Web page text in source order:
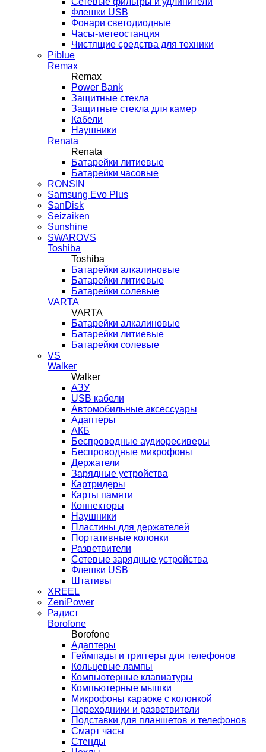
Флешки USB
Фонари светодиодные
Часы-метеостанция
Чистящие средства для техники
Piblue
Remax
Remax
Power Bank
Защитные стекла
Защитные стекла для камер
Кабели
Наушники
Renata
Renata
Батарейки литиевые
Батарейки часовые
RONSIN
Samsung Evo Plus
SanDisk
Seizaiken
Sunshine
SWAROVS
Toshiba
Toshiba
Батарейки алкалиновые
Батарейки литиевые
Батарейки солевые
VARTA
VARTA
Батарейки алкалиновые
Батарейки литиевые
Батарейки солевые
VS
Walker
Walker
AЗУ
USB кабели
Автомобильные аксессуары
Адаптеры
АКБ
Беспроводные аудиоресиверы
Беспроводные микрофоны
Держатели
Зарядные устройства
Картридеры
Карты памяти
Коннекторы
Наушники
Пластины для держателей
Портативные колонки
Разветвители
Сетевые зарядные устройства
Флешки USB
Штативы
XREEL
ZeniPower
Радист
Borofone
Borofone
Адаптеры
Геймпады и триггеры для телефонов
Кольцевые лампы
Компьютерные клавиатуры
Компьютерные мышки
Микрофоны караоке с колонкой
Переходники и разветвители
Подставки для планшетов и телефонов
Смарт часы
Стенды